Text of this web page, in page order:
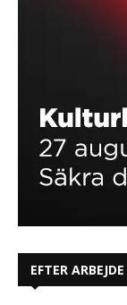
EFTER ARBEJDE